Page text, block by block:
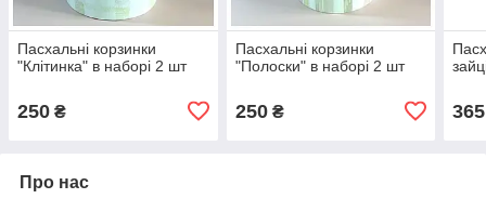
Пасхальні корзинки
"Клітинка" в наборі 2 шт
250 ₴
Пасхальні корзинки
"Полоски" в наборі 2 шт
250₴ 365
Про нас